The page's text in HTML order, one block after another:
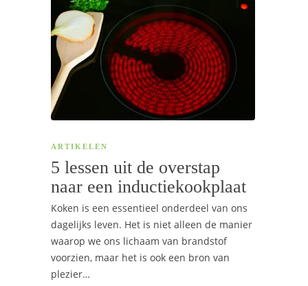
ARTIKELEN
5 lessen uit de overstap
naar een inductiekookplaat
Koken is een essentieel onderdeel van ons
dagelijks leven. Het is niet alleen de manier
waarop we ons lichaam van brandstof
voorzien, maar het is ook een bron van
plezier…